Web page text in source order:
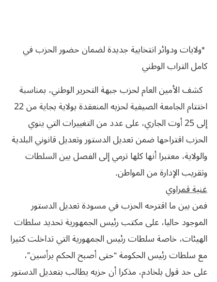
‬كامل‮ ‬التراب‮ ‬الوطني
‭ ‬‭ ‬كشف الأمين العام لحزب جبهة التحرير الوطني، بمناسبة
اختتام الجامعة الصيفية لحزبه المنعقدة بولاية بجاية من 22
إلى 25 أوت الجاري، على عدد من التغييرات التي ينوي
الحزب اقتراحها ضمن تعديل الدستور وتعديل قانوني البلدية
‬وتقريب‮ ‬الإدارة‮ ‬من‮ ‬المواطن‮.‬
غنية‮ ‬قمراوي
فمن بين ما اقترحه الحزب في مسودة تعديل الدستور
الموجود حاليا، على مكتب رئيس الجمهورية تحديد سلطات
الهيئات، خاصة سلطات رئيس الجمهورية التي تداخلت كثيرا
مع سلطات رئيس الحكومة “حتى أصبح الحكم برأسين”،
على حد قول بلخادم، مذكرا أن حزبه يطالب بتعديل الدستور